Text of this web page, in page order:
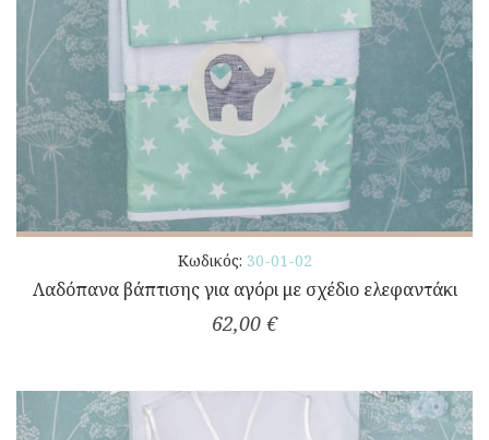
Κωδικός: 30-01-02
Λαδόπανα βάπτισης για αγόρι με σχέδιο ελεφαντάκι
62,00 €